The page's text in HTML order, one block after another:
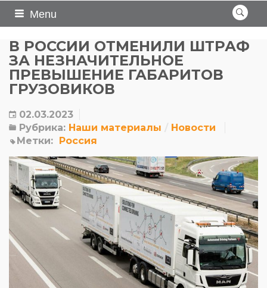
Menu
В РОССИИ ОТМЕНИЛИ ШТРАФ
ЗА НЕЗНАЧИТЕЛЬНОЕ
ПРЕВЫШЕНИЕ ГАБАРИТОВ
ГРУЗОВИКОВ
02.03.2023
Рубрика: Наши материалы
Новости
Метки: Россия